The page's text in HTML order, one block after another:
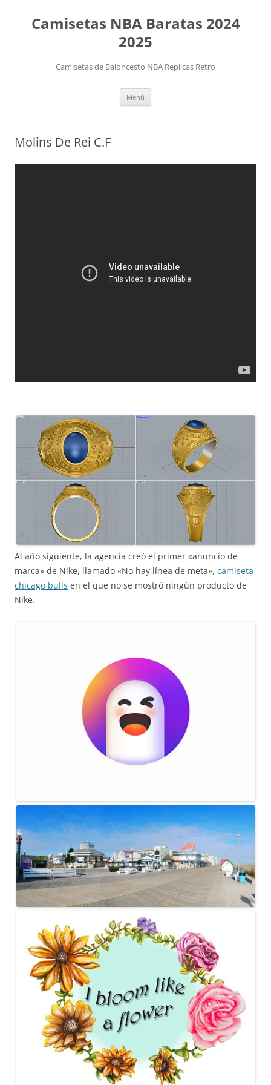
Camisetas NBA Baratas 2024
2025
Camisetas de Baloncesto NBA Replicas Retro
Menú
Molins De Rei C.F
Al año siguiente, la agencia creó el primer «anuncio de
marca» de Nike, llamado «No hay línea de meta», camiseta
chicago bulls en el que no se mostró ningún producto de
Nike.